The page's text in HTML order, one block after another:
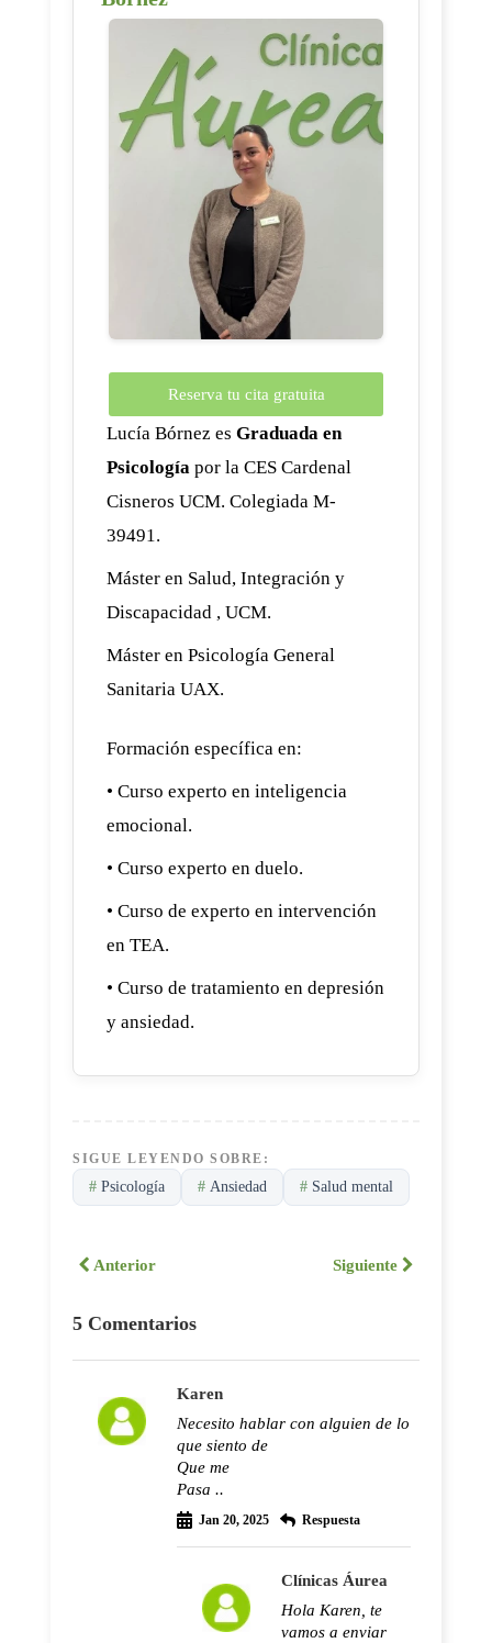
Reserva tu cita gratuita
Lucía Bórnez es Graduada en
Psicología por la CES Cardenal
Cisneros UCM. Colegiada M-
39491.
Máster en Salud, Integración y
Discapacidad , UCM.
Máster en Psicología General
Sanitaria UAX.
Formación específica en:
• Curso experto en inteligencia
emocional.
• Curso experto en duelo.
• Curso de experto en intervención
en TEA.
• Curso de tratamiento en depresión
y ansiedad.
SIGUE LEYENDO SOBRE:
# Psicología # Ansiedad # Salud mental
Anterior Siguiente
5 Comentarios
Karen
Necesito hablar con alguien de lo
que siento de
Que me
Pasa ..
Jan 20, 2025 Respuesta
Clínicas Áurea
Hola Karen, te
vamos a enviar